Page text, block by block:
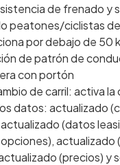
de frenado y
peatones/ciclistas
por debajo de 50
de patrón de
con portón
de carril: activa la
datos: actualizado
(datos
actualizado
(precios) y